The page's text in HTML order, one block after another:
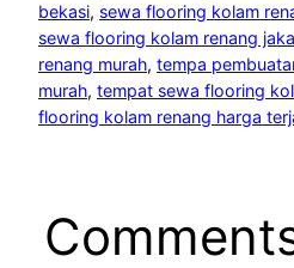
bekasi, sewa flooring kolam
sewa flooring kolam renang
renang murah, tempa
murah, tempat sewa flooring
flooring kolam renang harga